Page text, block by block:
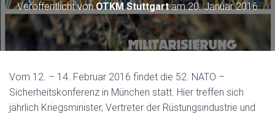
Veröffentlicht vonOTKM Stuttgartam20. Januar 2016
Vom 12. – 14. Februar 2016 findet die 52. NATO –
Sicherheitskonferenz in München statt. Hier treffen sich
jährlich Kriegsminister, Vertreter der Rüstungsindustrie und